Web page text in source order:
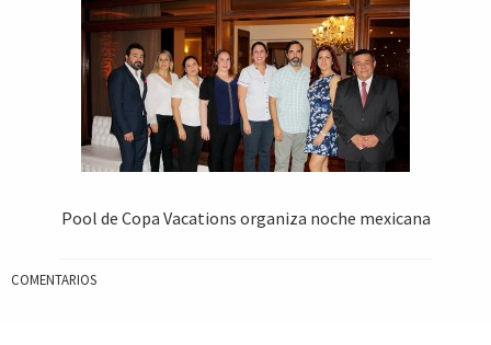
Pool de Copa Vacations organiza noche mexicana
COMENTARIOS